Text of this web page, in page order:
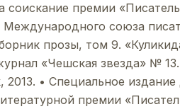
премии
Международного союза
прозы, том 9.
«Чешская звезда» №
2013. • Специальное
премии